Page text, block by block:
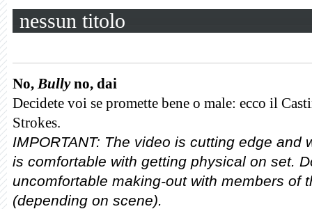
nessun titolo
No,Bullyno, dai
Decidete voi se promette bene o male: ecco il
Strokes.
IMPORTANT: The video is cutting edge and
is comfortable with getting physical on set.
uncomfortable making-out with members of
(depending on scene).